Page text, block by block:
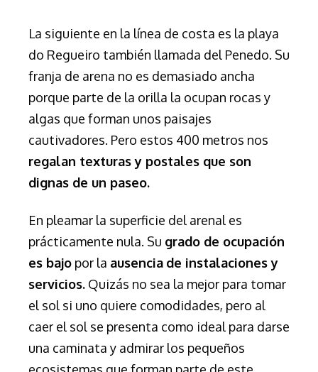
La siguiente en la línea de costa es la playa
do Regueiro también llamada del Penedo. Su
franja de arena no es demasiado ancha
porque parte de la orilla la ocupan rocas y
algas que forman unos paisajes
cautivadores. Pero estos 400 metros nos
regalan texturas y postales que son
dignas de un paseo.
En pleamar la superficie del arenal es
prácticamente nula. Su grado de ocupación
es bajo por la ausencia de instalaciones y
servicios. Quizás no sea la mejor para tomar
el sol si uno quiere comodidades, pero al
caer el sol se presenta como ideal para darse
una caminata y admirar los pequeños